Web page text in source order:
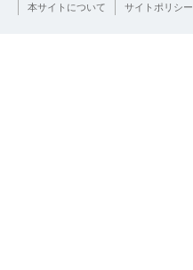
本サイトについて サイトポリシー